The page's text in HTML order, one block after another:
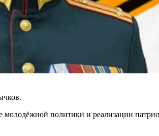
политики и реализации